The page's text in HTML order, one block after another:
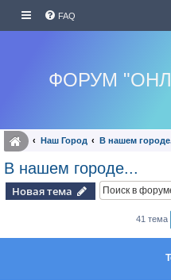
FAQ
ФОРУМ
Наш Город В нашем
В нашем городе...
Новая тема
41 тема